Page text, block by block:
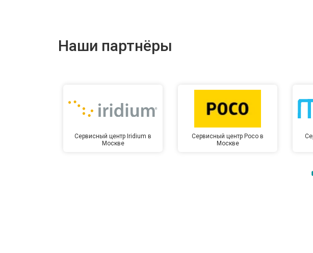
Замена микрофона
Прошивка BIOS
Наши партнёры
Сервисный центр Iridium в
Москве
Сервисный центр Poco в
Москве